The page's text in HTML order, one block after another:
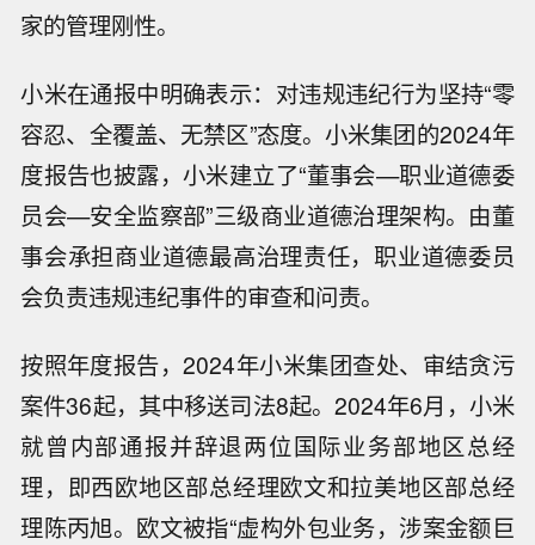
家的管理刚性。
小米在通报中明确表示：对违规违纪行为坚持“零
容忍、全覆盖、无禁区”态度。小米集团的2024年
度报告也披露，小米建立了“董事会—职业道德委
员会—安全监察部”三级商业道德治理架构。由董
事会承担商业道德最高治理责任，职业道德委员
会负责违规违纪事件的审查和问责。
按照年度报告，2024年小米集团查处、审结贪污
案件36起，其中移送司法8起。2024年6月，小米
就曾内部通报并辞退两位国际业务部地区总经
理，即西欧地区部总经理欧文和拉美地区部总经
理陈丙旭。欧文被指“虚构外包业务，涉案金额巨